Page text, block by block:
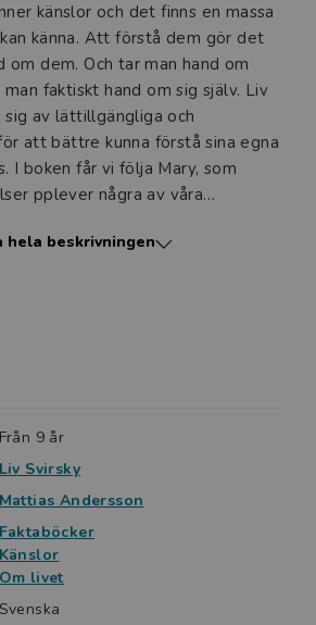
känslor och det finns en massa
känna. Att förstå dem gör det
dem. Och tar man hand om
faktiskt hand om sig själv. Liv
sig av lättillgängliga och
att bättre kunna förstå sina egna
I boken får vi följa Mary, som
pplever några av våra
även konkreta tips för hur man
har lång erfarenhet av att arbeta
hela beskrivningen
Från 9 år
Liv Svirsky
Mattias Andersson
Faktaböcker
Känslor
Om livet
Svenska